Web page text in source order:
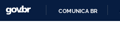
COMUNICA BR